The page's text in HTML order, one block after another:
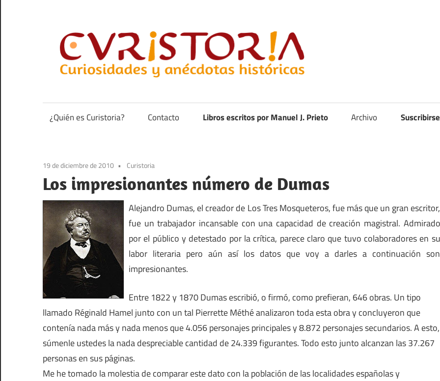
contenido
anécdotas
de
¿Quién es Curistoria? Contacto Libros escritos por Manuel J. Prieto Archivo
19 de diciembre de 2010 Curistoria
Los impresionantes número de Dumas
Alejandro Dumas, el creador de Los Tres Mosqueteros, fue más que un gran escritor,
fue un trabajador incansable con una capacidad de creación magistral. Admirado
por el público y detestado por la crítica, parece claro que tuvo colaboradores en su
labor literaria pero aún así los datos que voy a darles a continuación son
impresionantes.
Entre 1822 y 1870 Dumas escribió, o firmó, como prefieran, 646 obras. Un tipo
llamado Réginald Hamel junto con un tal Pierrette Méthé analizaron toda esta obra y concluyeron que
contenía nada más y nada menos que 4.056 personajes principales y 8.872 personajes secundarios. A esto,
súmenle ustedes la nada despreciable cantidad de 24.339 figurantes. Todo esto junto alcanzan las 37.267
personas en sus páginas.
Me he tomado la molestia de comparar este dato con la población de las localidades españolas y